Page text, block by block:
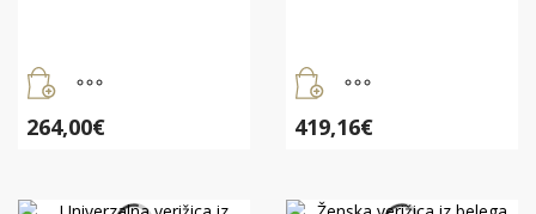
264,00€ 419,16€